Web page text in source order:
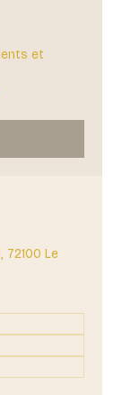
et
72100 Le